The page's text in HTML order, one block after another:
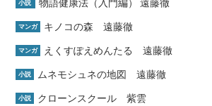
小説
マンガ キノコの森 遠藤徹
マンガ えくすぽえめんたる 遠藤徹
小説 ムネモシュネの地図 遠藤徹
小説 クローンスクール 紫雲